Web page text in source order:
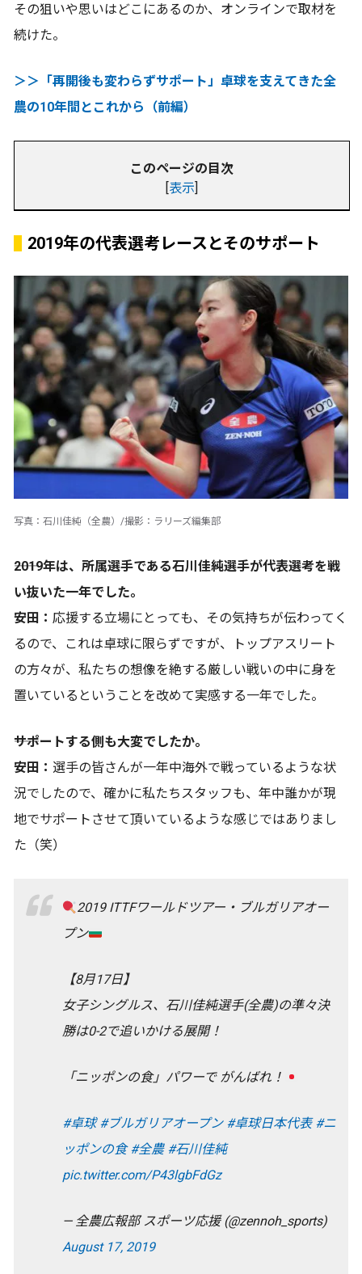
その狙いや思いはどこにあるのか、オンラインで取材を
続けた。
＞＞「再開後も変わらずサポート」卓球を支えてきた全
農の10年間とこれから（前編）
このページの目次
[表示]
2019年の代表選考レースとそのサポート
写真：石川佳純（全農）/撮影：ラリーズ編集部
――2019年は、所属選手である石川佳純選手が代表選考を戦
い抜いた一年でした。
安田： 応援する立場にとっても、その気持ちが伝わってく
るので、これは卓球に限らずですが、トップアスリート
の方々が、私たちの想像を絶する厳しい戦いの中に身を
置いているということを改めて実感する一年でした。
――サポートする側も大変でしたか。
安田： 選手の皆さんが一年中海外で戦っているような状
況でしたので、確かに私たちスタッフも、年中誰かが現
地でサポートさせて頂いているような感じではありまし
た（笑）
2019 ITTFワールドツアー・ブルガリアオー
プン
【8月17日】
女子シングルス、石川佳純選手(全農)の準々決
勝は0-2で追いかける展開！
「ニッポンの食」パワーで がんばれ！
#卓球 #ブルガリアオープン #卓球日本代表 #ニ
ッポンの食 #全農 #石川佳純
pic.twitter.com/P43lgbFdGz
— 全農広報部 スポーツ応援 (@zennoh_sports)
August 17, 2019